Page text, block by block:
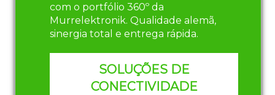
com o portfólio 360º da
Murrelektronik. Qualidade alemã,
sinergia total e entrega rápida.
SOLUÇÕES DE
CONECTIVIDADE
automação industrial nada
mais é do que a aplicação de
mecânicas que visem a diminuição
do o uso de mão de obra em